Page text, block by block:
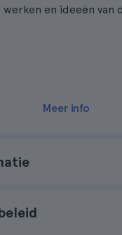
en ideeën van
dat hij zijn eigen
Meer info